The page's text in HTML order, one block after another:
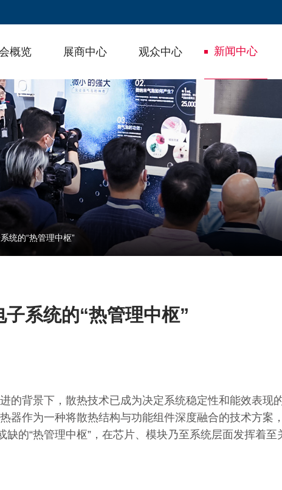
概览 展商中心 观众中心 新闻中心
统的“热管理中枢”
系统的“热管理中枢”
的背景下，散热技术已成为决定系统稳定性和能效表现
器作为一种将散热结构与功能组件深度融合的技术方案
缺的“热管理中枢”，在芯片、模块乃至系统层面发挥着至